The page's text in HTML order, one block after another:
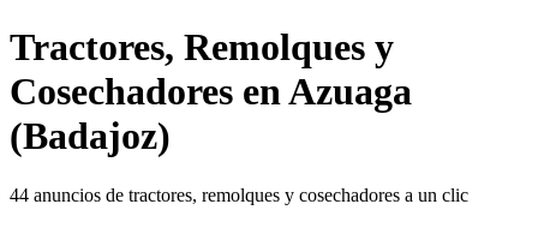
Tractores, Remolques y
Cosechadores en Azuaga
(Badajoz)
44 anuncios de tractores, remolques y cosechadores a un clic